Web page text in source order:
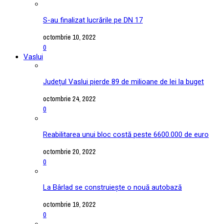
S-au finalizat lucrările pe DN 17
octombrie 10, 2022
0
Vaslui
Județul Vaslui pierde 89 de milioane de lei la buget
octombrie 24, 2022
0
Reabilitarea unui bloc costă peste 6600.000 de euro
octombrie 20, 2022
0
La Bârlad se construiește o nouă autobază
octombrie 19, 2022
0